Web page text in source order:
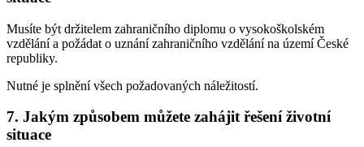
Musíte být držitelem zahraničního diplomu o vysokoškolském
vzdělání a požádat o uznání zahraničního vzdělání na území České
republiky.
Nutné je splnění všech požadovaných náležitostí.
7. Jakým způsobem můžete zahájit řešení životní
situace